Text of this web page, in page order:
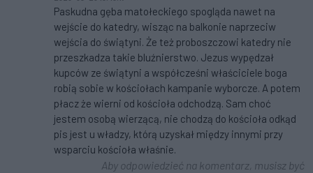
Paskudna gęba matołeckiego spogląda nawet na
wejście do katedry, wisząc na balkonie naprzeciw
wejścia do świątyni. Że też proboszczowi katedry nie
przeszkadza takie bluźnierstwo. Jezus wypędzał
kupców ze świątyni a współcześni właściciele boga
robią sobie w kościołach kampanie wyborcze. A potem
płacz że wierni od kościoła odchodzą. Sam choć
jestem osobą wierzącą, nie chodzą do kościoła odkąd
pis jest u władzy, którą uzyskał między innymi przy
wsparciu kościoła właśnie.
Aby odpowiedzieć na komentarz, musisz być